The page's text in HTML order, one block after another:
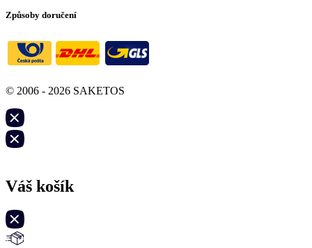
Způsoby doručení
© 2006 - 2026 SAKETOS
Váš košík